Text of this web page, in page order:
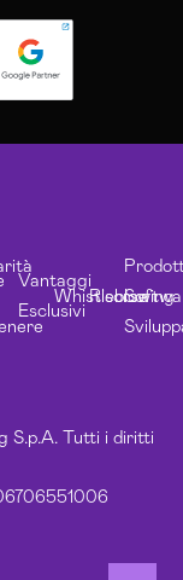
S.p.A. Tutti i diritti
Vantaggi
Esclusivi
Whistleblowing
Risorse